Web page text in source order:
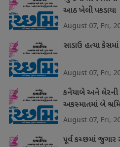
આઠ ખેલી પકડાયા
August 07, Fri,
સાડાઉ હત્યા
August 07, Fri,
કનૈયાબે અને લેરની
અકસ્માતમાં બે
August 07, Fri,
પૂર્વ કચ્છમાં